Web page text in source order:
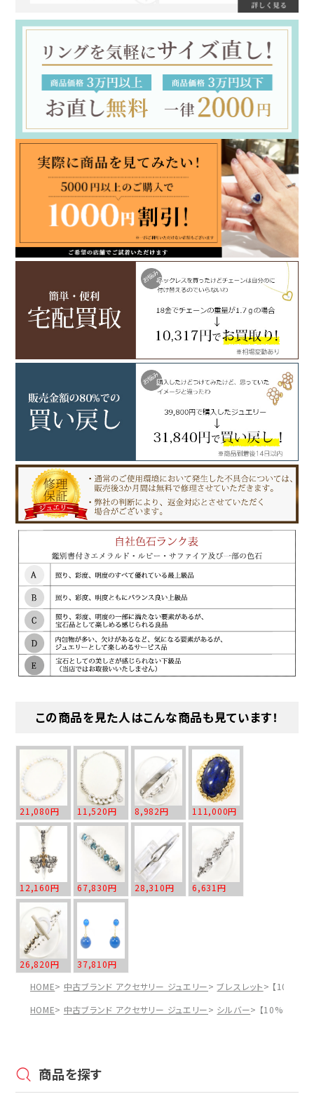
この商品を見た人はこんな商品も見ています！
21,080円 11,520円 8,982円 111,000円
12,160円 67,830円 28,310円 6,631円
26,820円
37,810円
HOME
中古ブランド アクセサリー ジュエリー ブレスレット
【
HOME
中古ブランド アクセサリー ジュエリー シルバー 【10%OFF】
商品を探す